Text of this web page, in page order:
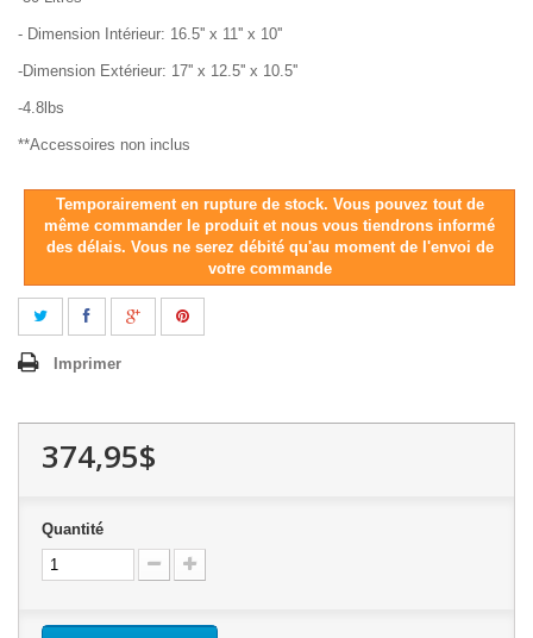
- Dimension Intérieur: 16.5'' x 11'' x 10''
-Dimension Extérieur: 17'' x 12.5'' x 10.5''
-4.8lbs
**Accessoires non inclus
Temporairement en rupture de stock. Vous pouvez tout de
même commander le produit et nous vous tiendrons informé
des délais. Vous ne serez débité qu'au moment de l'envoi de
votre commande
Imprimer
374,95$
Quantité